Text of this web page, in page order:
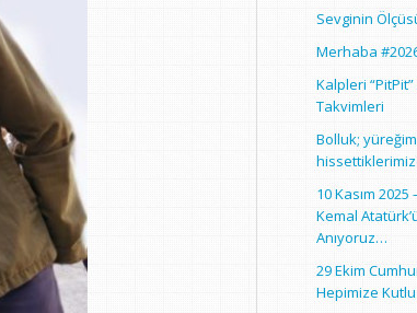
Sevginin
Merhaba
Kalpleri
Takvimleri
Bolluk;
10 Kasım
Kemal
Anıyoruz…
29 Ekim
Hepimize